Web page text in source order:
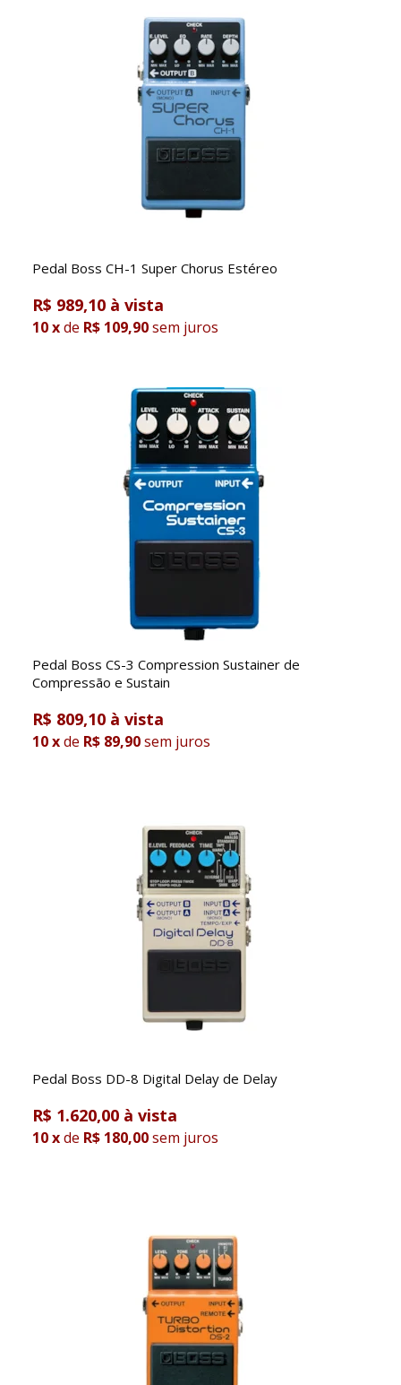
Pedal Boss CH-1 Super Chorus Estéreo
R$ 989,10
10xde R$ 109,90sem juros
Pedal Boss CS-3 Compression Sustainer de
Compressão e Sustain
R$ 809,10
10xde R$ 89,90sem juros
Pedal Boss DD-8 Digital Delay de Delay
R$ 1.620,00
10xde R$ 180,00sem juros